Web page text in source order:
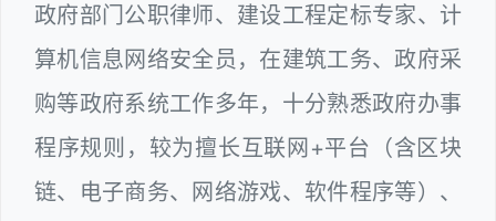
政府部门公职律师、建设工程定标专家、计
算机信息网络安全员，在建筑工务、政府采
购等政府系统工作多年，十分熟悉政府办事
程序规则，较为擅长互联网+平台（含区块
链、电子商务、网络游戏、软件程序等）、